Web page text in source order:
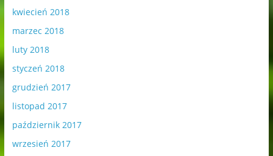
kwiecień 2018
marzec 2018
luty 2018
styczeń 2018
grudzień 2017
listopad 2017
październik 2017
wrzesień 2017